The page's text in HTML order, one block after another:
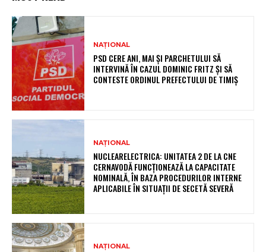
NAȚIONAL
PSD CERE ANI, MAI ȘI PARCHETULUI SĂ
INTERVINĂ ÎN CAZUL DOMINIC FRITZ ȘI SĂ
CONTESTE ORDINUL PREFECTULUI DE TIMIȘ
NAȚIONAL
NUCLEARELECTRICA: UNITATEA 2 DE LA CNE
CERNAVODĂ FUNCȚIONEAZĂ LA CAPACITATE
NOMINALĂ, ÎN BAZA PROCEDURILOR INTERNE
APLICABILE ÎN SITUAȚII DE SECETĂ SEVERĂ
NAȚIONAL